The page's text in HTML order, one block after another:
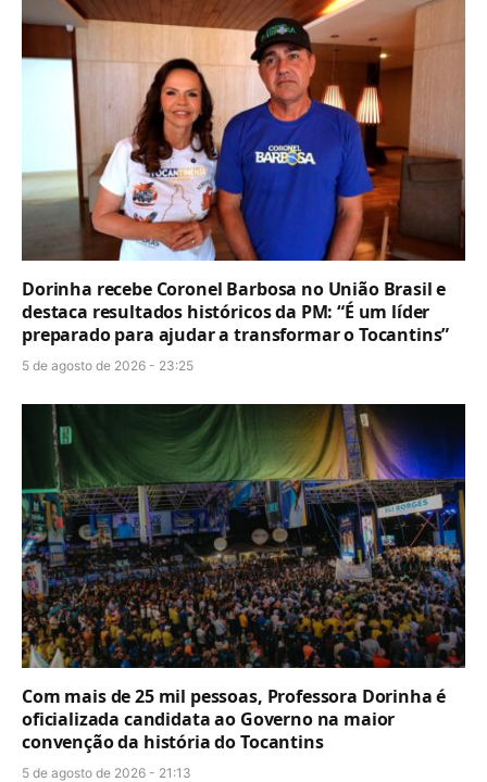
Dorinha recebe Coronel Barbosa no União Brasil e
destaca resultados históricos da PM: “É um líder
preparado para ajudar a transformar o Tocantins”
5 de agosto de 2026 - 23:25
Com mais de 25 mil pessoas, Professora Dorinha é
oficializada candidata ao Governo na maior
convenção da história do Tocantins
5 de agosto de 2026 - 21:13